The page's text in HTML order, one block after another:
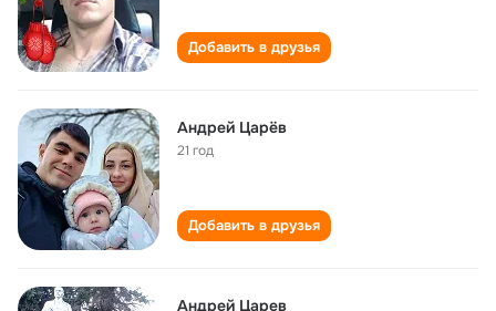
Добавить в друзья
Андрей Царёв
21 год
Добавить в друзья
Андрей Царев